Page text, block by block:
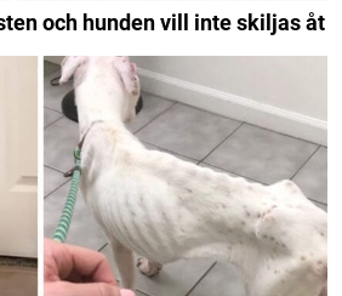
och hunden vill inte skiljas åt